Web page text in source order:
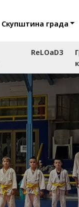
Скупштина града
ReLOaD3